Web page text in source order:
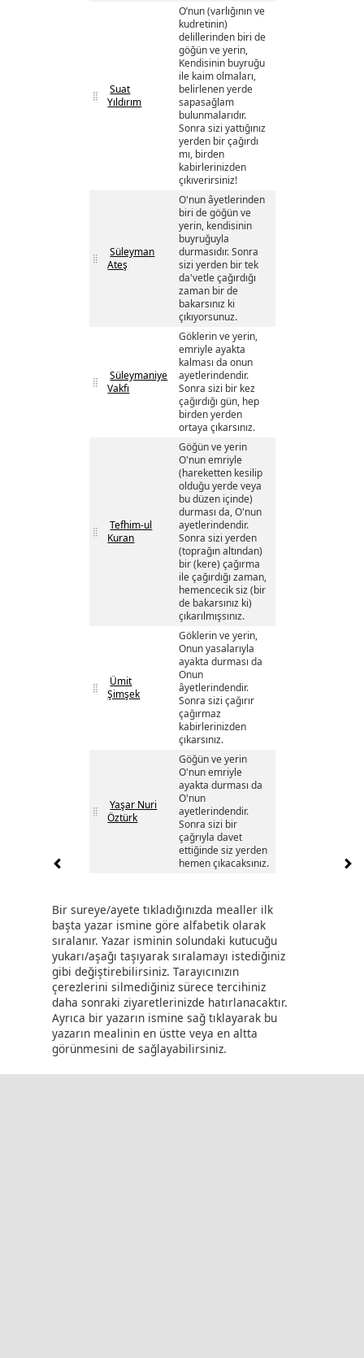
Suat
Yıldırım
O’nun (varlığının ve
kudretinin)
delillerinden biri de
göğün ve yerin,
Kendisinin buyruğu
ile kaim olmaları,
belirlenen yerde
sapasağlam
bulunmalarıdır.
Sonra sizi yattığınız
yerden bir çağırdı
mı, birden
kabirlerinizden
çıkıverirsiniz!
Süleyman
Ateş
O'nun âyetlerinden
biri de göğün ve
yerin, kendisinin
buyruğuyla
durmasıdır. Sonra
sizi yerden bir tek
da'vetle çağırdığı
zaman bir de
bakarsınız ki
çıkıyorsunuz.
Süleymaniye
Vakfı
Göklerin ve yerin,
emriyle ayakta
kalması da onun
ayetlerindendir.
Sonra sizi bir kez
çağırdığı gün, hep
birden yerden
ortaya çıkarsınız.
Tefhim-ul
Kuran
Göğün ve yerin
O'nun emriyle
(hareketten kesilip
olduğu yerde veya
bu düzen içinde)
durması da, O'nun
ayetlerindendir.
Sonra sizi yerden
(toprağın altından)
bir (kere) çağırma
ile çağırdığı zaman,
hemencecik siz (bir
de bakarsınız ki)
çıkarılmışsınız.
Ümit
Şimşek
Göklerin ve yerin,
Onun yasalarıyla
ayakta durması da
Onun
âyetlerindendir.
Sonra sizi çağırır
çağırmaz
kabirlerinizden
çıkarsınız.
Yaşar Nuri
Öztürk
Göğün ve yerin
O'nun emriyle
ayakta durması da
O'nun
ayetlerindendir.
Sonra sizi bir
çağrıyla davet
ettiğinde siz yerden
hemen çıkacaksınız.
Bir sureye/ayete tıkladığınızda mealler ilk
başta yazar ismine göre alfabetik olarak
sıralanır. Yazar isminin solundaki kutucuğu
yukarı/aşağı taşıyarak sıralamayı istediğiniz
gibi değiştirebilirsiniz. Tarayıcınızın
çerezlerini silmediğiniz sürece tercihiniz
daha sonraki ziyaretlerinizde hatırlanacaktır.
Ayrıca bir yazarın ismine sağ tıklayarak bu
yazarın mealinin en üstte veya en altta
görünmesini de sağlayabilirsiniz.